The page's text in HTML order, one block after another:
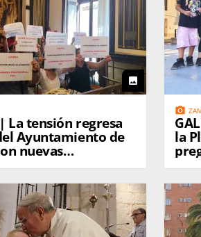
photo
Ayuntamiento de
nuevas
de la Policía
photo_camera
GALERÍA |
la